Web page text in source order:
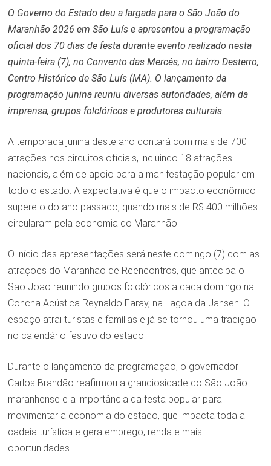
O Governo do Estado deu a largada para o São João do
Maranhão 2026 em São Luís e apresentou a programação
oficial dos 70 dias de festa durante evento realizado nesta
quinta-feira (7), no Convento das Mercês, no bairro Desterro,
Centro Histórico de São Luís (MA). O lançamento da
programação junina reuniu diversas autoridades, além da
imprensa, grupos folclóricos e produtores culturais.
A temporada junina deste ano contará com mais de 700
atrações nos circuitos oficiais, incluindo 18 atrações
nacionais, além de apoio para a manifestação popular em
todo o estado. A expectativa é que o impacto econômico
supere o do ano passado, quando mais de R$ 400 milhões
circularam pela economia do Maranhão.
O início das apresentações será neste domingo (7) com as
atrações do Maranhão de Reencontros, que antecipa o
São João reunindo grupos folclóricos a cada domingo na
Concha Acústica Reynaldo Faray, na Lagoa da Jansen. O
espaço atrai turistas e famílias e já se tornou uma tradição
no calendário festivo do estado.
Durante o lançamento da programação, o governador
Carlos Brandão reafirmou a grandiosidade do São João
maranhense e a importância da festa popular para
movimentar a economia do estado, que impacta toda a
cadeia turística e gera emprego, renda e mais
oportunidades.